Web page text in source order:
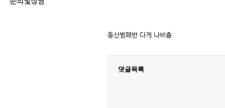
동산범패반 다게 나비춤
댓글목록